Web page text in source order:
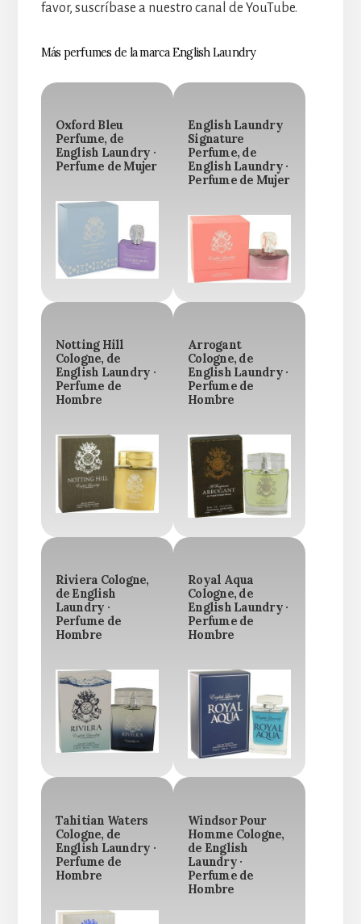
favor, suscríbase a nuestro canal de YouTube.
Más perfumes de la marca English Laundry
Oxford Bleu
Perfume, de
English Laundry ·
Perfume de Mujer
English Laundry
Signature
Perfume, de
English Laundry ·
Perfume de Mujer
Notting Hill
Cologne, de
English Laundry ·
Perfume de
Hombre
Arrogant
Cologne, de
English Laundry ·
Perfume de
Hombre
Riviera Cologne,
de English
Laundry ·
Perfume de
Hombre
Royal Aqua
Cologne, de
English Laundry ·
Perfume de
Hombre
Tahitian Waters
Cologne, de
English Laundry ·
Perfume de
Hombre
Windsor Pour
Homme Cologne,
de English
Laundry ·
Perfume de
Hombre